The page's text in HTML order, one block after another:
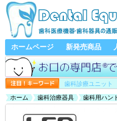
ホームページ 新発売商品
歯科診療ユニット
ホーム
歯科治療器具 歯科用ハン